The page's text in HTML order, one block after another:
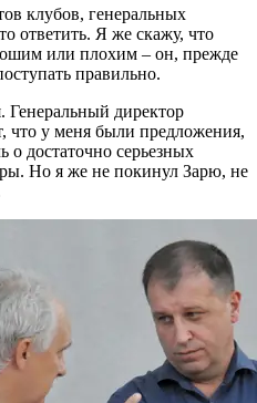
клубов, генеральных
ответить. Я же скажу, что
или плохим – он, прежде
правильно.
Генеральный директор
что у меня были предложения,
о достаточно серьезных
Но я же не покинул Зарю, не